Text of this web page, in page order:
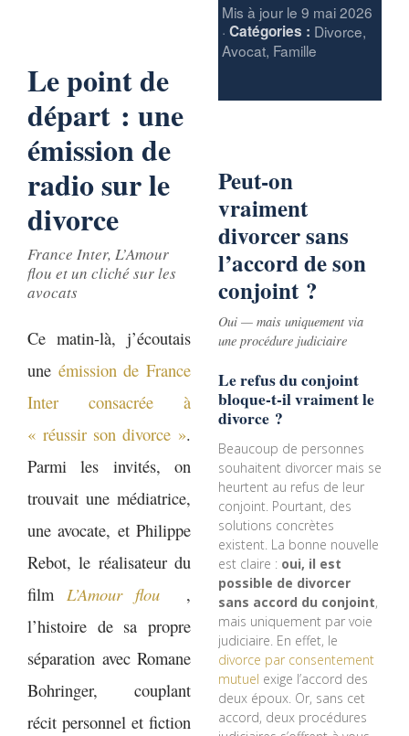
Le point de
départ : une
émission de
radio sur le
divorce
France Inter, L’Amour
flou et un cliché sur les
avocats
Ce matin-là, j’écoutais
une émission de France
Inter consacrée à
« réussir son divorce ».
Parmi les invités, on
trouvait une médiatrice,
une avocate, et Philippe
Rebot, le réalisateur du
film L’Amour flou
,
l’histoire de sa propre
séparation avec Romane
Bohringer, couplant
récit personnel et fiction
Mis à jour le 9 mai 2026
· Catégories : Divorce,
Avocat, Famille
Peut-on
vraiment
divorcer sans
l’accord de son
conjoint ?
Oui — mais uniquement via
une procédure judiciaire
Le refus du conjoint
bloque-t-il vraiment le
divorce ?
Beaucoup de personnes
souhaitent divorcer mais se
heurtent au refus de leur
conjoint. Pourtant, des
solutions concrètes
existent. La bonne nouvelle
est claire : oui, il est
possible de divorcer
sans accord du conjoint,
mais uniquement par voie
judiciaire. En effet, le
divorce par consentement
mutuel exige l’accord des
deux époux. Or, sans cet
accord, deux procédures